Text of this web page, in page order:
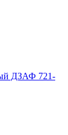
ДЗАФ 721-